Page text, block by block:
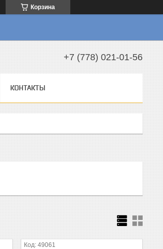
Корзина
+7 (778) 021-01-56
КОНТАКТЫ
49061